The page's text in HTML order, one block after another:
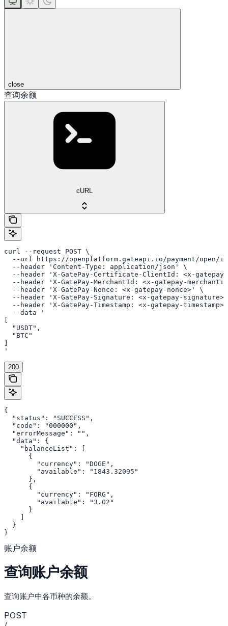
close
查询余额
cURL
curl --request POST \
--url https://openplatform.gateapi.io/payment/open/
  --header 'Content-Type: application/json' \
--header 'X-GatePay-Certificate-ClientId: <x-
--header 'X-GatePay-MerchantId: <x-gatepay-
  --header 'X-GatePay-Nonce: <x-gatepay-nonce>' \
--header 'X-GatePay-Signature: <x-gatepay-
--header 'X-GatePay-Timestamp: <x-gatepay-
  --data '
  "USDT",
  "BTC"
'
200
{
  "status": "SUCCESS",
  "code": "000000",
  "errorMessage": "",
  "data": {
    "balanceList": [
      {
        "currency": "DOGE",
        "available": "1843.32095"
      },
      {
        "currency": "FORG",
        "available": "3.02"
      }
  }
}
账户余额
查询账户余额
查询账户中各币种的余额。
POST